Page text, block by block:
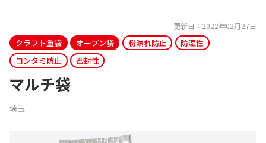
更新日：2022年02月27日
クラフト重袋 オープン袋 粉漏れ防止
防湿性
コンタミ防止
密封性
マルチ袋
埼玉